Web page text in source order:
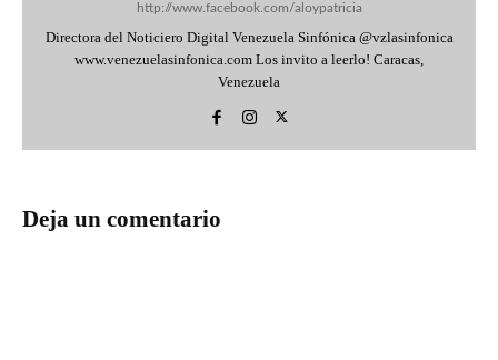
http://www.facebook.com/aloypatricia
Directora del Noticiero Digital Venezuela Sinfónica @vzlasinfonica
www.venezuelasinfonica.com Los invito a leerlo! Caracas,
Venezuela
Deja un comentario